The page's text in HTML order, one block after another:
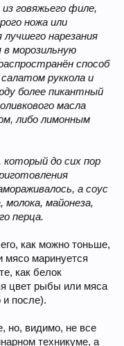
говяжьего филе,
ножа или
нарезания
морозильную
способ
руккола и
более пикантный
масла
либо лимонным
который до сих пор
а соус
молока, майонеза,
перца.
как можно тоньше,
мясо маринуется
как белок
цвет рыбы или мяса
после).
но, видимо, не все
техникуме, а